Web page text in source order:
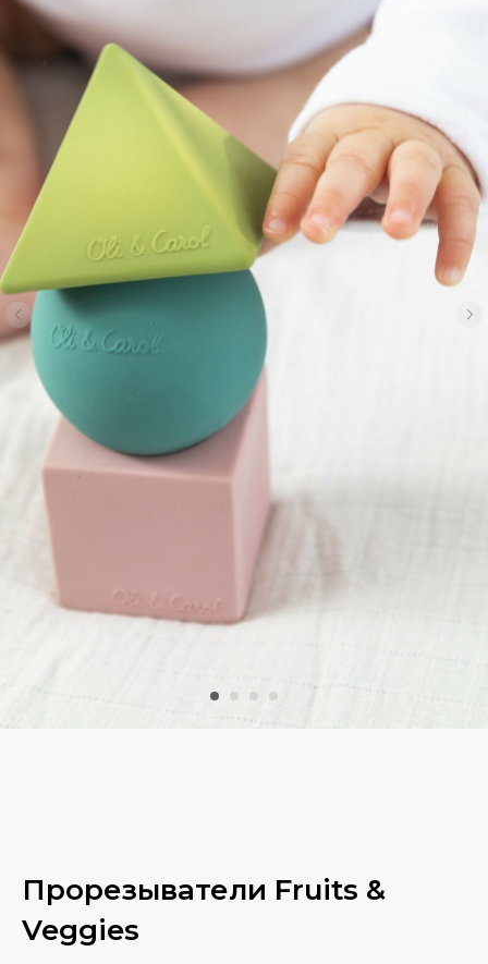
Прорезыватели Fruits &
Veggies